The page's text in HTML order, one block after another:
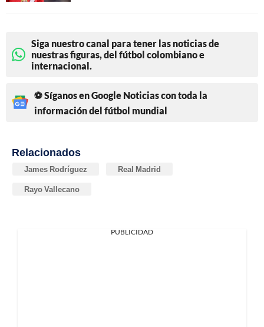
Siga nuestro canal para tener las noticias de
nuestras figuras, del fútbol colombiano e
internacional.
⚽ Síganos en Google Noticias con toda la
información del fútbol mundial
Relacionados
James Rodríguez Real Madrid
Rayo Vallecano
PUBLICIDAD